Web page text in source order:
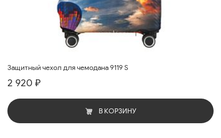
Защитный чехол для чемодана 9119 S
2 920 ₽
В КОРЗИНУ